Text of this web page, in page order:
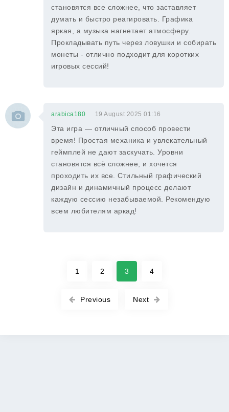
становятся все сложнее, что заставляет
думать и быстро реагировать. Графика
яркая, а музыка нагнетает атмосферу.
Прокладывать путь через ловушки и собирать
монеты - отлично подходит для коротких
игровых сессий!
arabica180 19 August 2025 01:16
Эта игра — отличный способ провести
время! Простая механика и увлекательный
геймплей не дают заскучать. Уровни
становятся всё сложнее, и хочется
проходить их все. Стильный графический
дизайн и динамичный процесс делают
каждую сессию незабываемой. Рекомендую
всем любителям аркад!
Previous
1 2 3 4
Next